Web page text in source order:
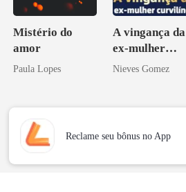
Mistério do
amor
Paula Lopes
A vingança da
ex-mulher
curvilínea
Nieves Gomez
Reclame seu bônus no App